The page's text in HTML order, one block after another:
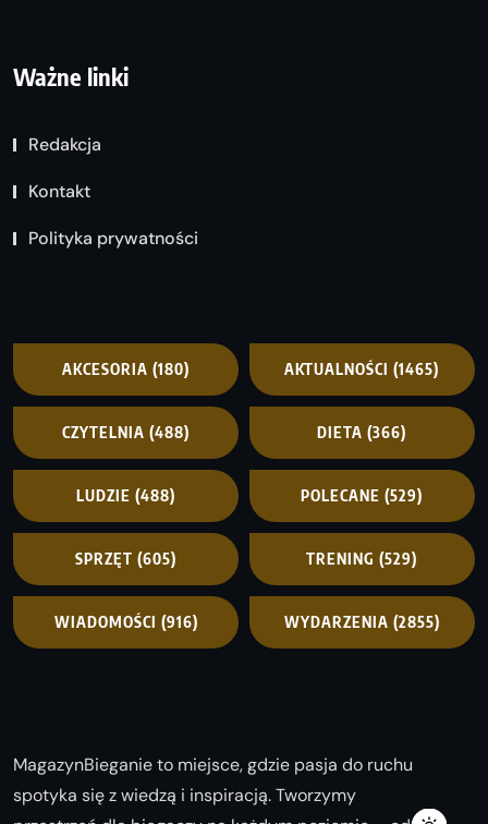
Ważne linki
Redakcja
Kontakt
Polityka prywatności
AKCESORIA (180) AKTUALNOŚCI (1465)
CZYTELNIA (488) DIETA (366)
LUDZIE (488) POLECANE (529)
SPRZĘT (605) TRENING (529)
WIADOMOŚCI (916) WYDARZENIA (2855)
MagazynBieganie to miejsce, gdzie pasja do ruchu
spotyka się z wiedzą i inspiracją. Tworzymy